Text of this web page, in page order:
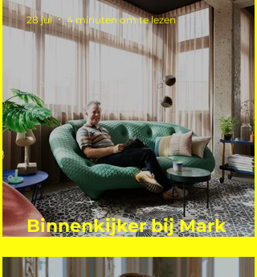
Binnenkijker bij Mark
28 jul 4 minuten om te lezen